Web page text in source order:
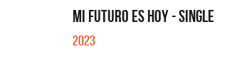
MI FUTURO ES HOY - SINGLE
2023